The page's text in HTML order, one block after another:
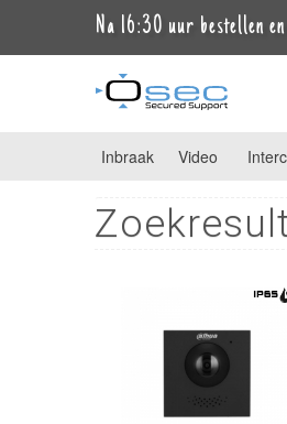
Na 16:30 uur bestellen
Inbraak Video